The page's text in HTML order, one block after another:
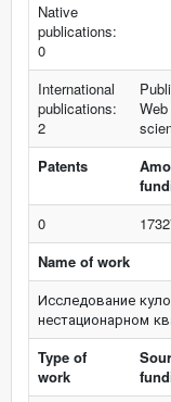
Native
publications:
0
International
publications:
2
Patents
0
Name of work
Исследование
нестационарном
Type of
work